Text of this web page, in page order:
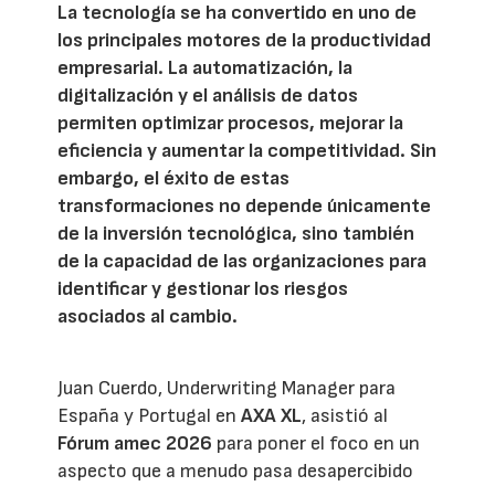
La tecnología se ha convertido en uno de
los principales motores de la productividad
empresarial. La automatización, la
digitalización y el análisis de datos
permiten optimizar procesos, mejorar la
eficiencia y aumentar la competitividad. Sin
embargo, el éxito de estas
transformaciones no depende únicamente
de la inversión tecnológica, sino también
de la capacidad de las organizaciones para
identificar y gestionar los riesgos
asociados al cambio.
Juan Cuerdo, Underwriting Manager para
España y Portugal enAXA XL, asistió al
Fórum amec 2026 para poner el foco en un
aspecto que a menudo pasa desapercibido